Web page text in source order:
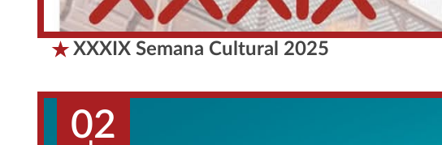
XXXIX Semana Cultural 2025
02